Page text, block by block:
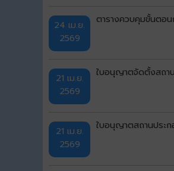
24 เม.ย.
2569
ตารางควบคุมขั้นตอ
21 เม.ย.
2569
ใบอนุญาตจัดตั้งสถาน
21 เม.ย.
2569
ใบอนุญาตสถานประ